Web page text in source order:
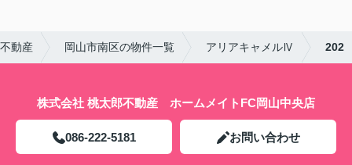
動産 岡山市南区の物件一覧 アリアキャメルⅣ 202
株式会社 桃太郎不動産 ホームメイトFC岡山中央店
086-222-5181 お問い合わせ